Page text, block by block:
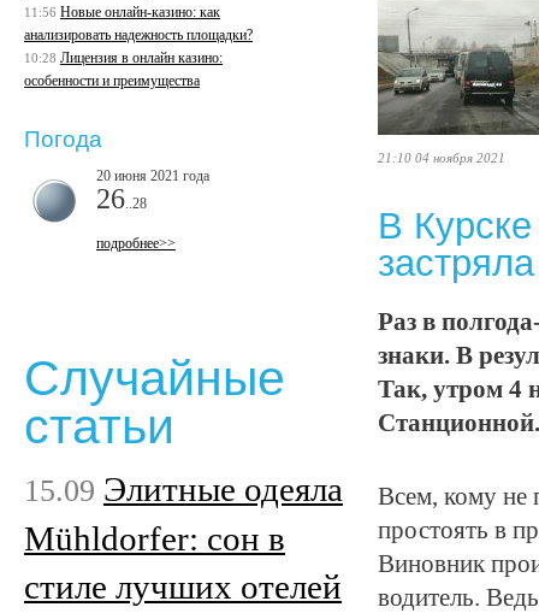
21:10 04 ноября 2021
В
Раз в
знаки. В
Так, утром 4
Станционной.
Всем, кому не
простоять в
Виновник
водитель.
11:56 Новые онлайн-казино: как
анализировать надежность площадки?
10:28 Лицензия в онлайн казино:
особенности и преимущества
Погода
20 июня 2021 года
26 ..28
подробнее>>
Случайные
статьи
15.09 Элитные одеяла
Mühldorfer: сон в
стиле лучших отелей